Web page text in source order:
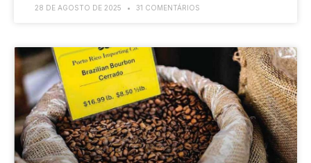
28 DE AGOSTO DE 2025 31 COMENTÁRIOS